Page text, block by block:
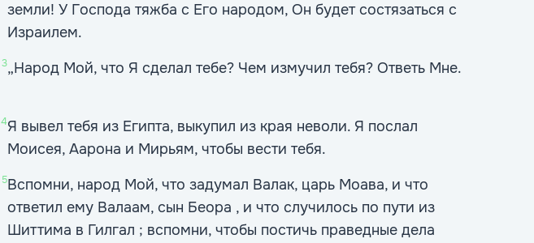
земли! У Господа тяжба с Его народом, Он будет состязаться с
Израилем.
3„Народ Мой, что Я сделал тебе? Чем измучил тебя? Ответь Мне.
4Я вывел тебя из Египта, выкупил из края неволи. Я послал
Моисея, Аарона и Мирьям, чтобы вести тебя.
5Вспомни, народ Мой, что задумал Валак, царь Моава, и что
ответил ему Валаам, сын Беора , и что случилось по пути из
Шиттима в Гилгал ; вспомни, чтобы постичь праведные дела